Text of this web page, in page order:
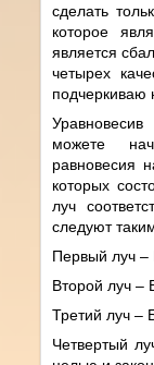
сделать
которое
является
четырех
подчеркиваю
можете
равновесия
которых
луч
следуют
Первый луч –
Второй луч –
Третий луч –
Четвертый